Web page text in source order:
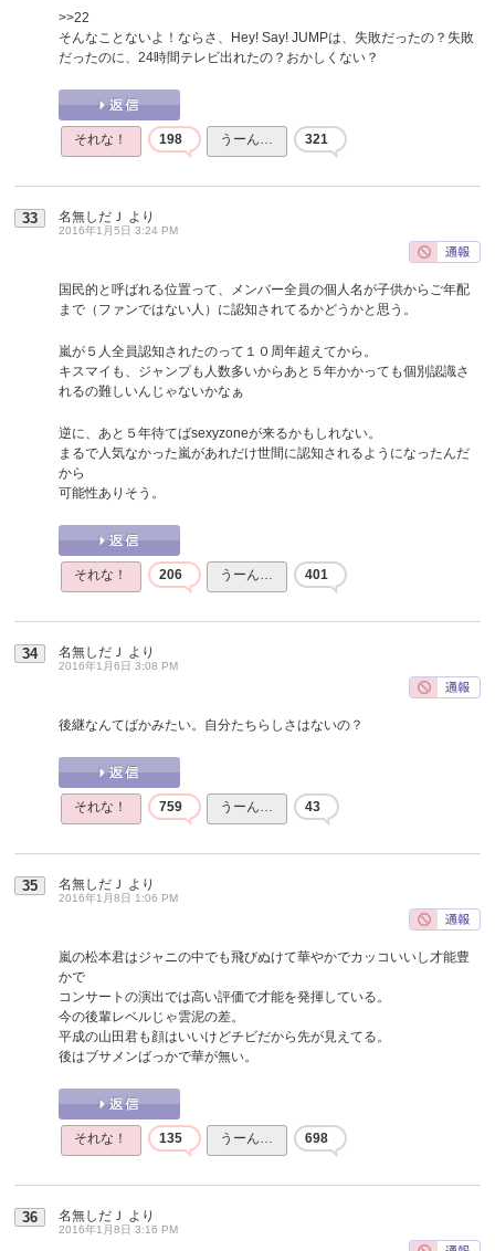
>>22
そんなことないよ！ならさ、Hey! Say! JUMPは、失敗だったの？失敗
だったのに、24時間テレビ出れたの？おかしくない？
それな！ 198 うーん… 321
33 名無しだＪ より
2016年1月5日 3:24 PM
国民的と呼ばれる位置って、メンバー全員の個人名が子供からご年配
まで（ファンではない人）に認知されてるかどうかと思う。
嵐が５人全員認知されたのって１０周年超えてから。
キスマイも、ジャンプも人数多いからあと５年かかっても個別認識さ
れるの難しいんじゃないかなぁ
逆に、あと５年待てばsexyzoneが来るかもしれない。
まるで人気なかった嵐があれだけ世間に認知されるようになったんだ
から
可能性ありそう。
それな！ 206 うーん… 401
34 名無しだＪ より
2016年1月6日 3:08 PM
後継なんてばかみたい。自分たちらしさはないの？
それな！ 759 うーん… 43
35 名無しだＪ より
2016年1月8日 1:06 PM
嵐の松本君はジャニの中でも飛びぬけて華やかでカッコいいし才能豊
かで
コンサートの演出では高い評価で才能を発揮している。
今の後輩レベルじゃ雲泥の差。
平成の山田君も顔はいいけどチビだから先が見えてる。
後はブサメンばっかで華が無い。
それな！ 135 うーん… 698
36 名無しだＪ より
2016年1月8日 3:16 PM